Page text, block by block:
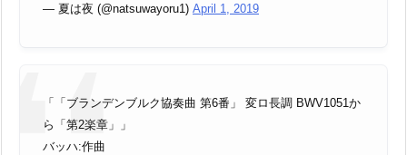
— 夏は夜 (@natsuwayoru1) April 1, 2019
「「ブランデンブルク協奏曲 第6番」 変ロ長調 BWV1051か
ら「第2楽章」」
バッハ:作曲